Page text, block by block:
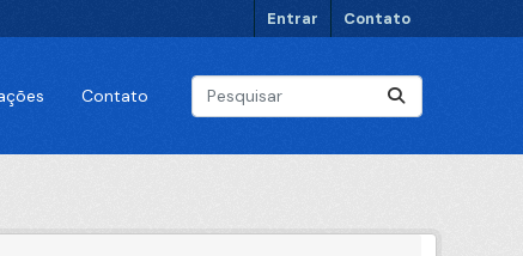
Entrar Contato
Contato